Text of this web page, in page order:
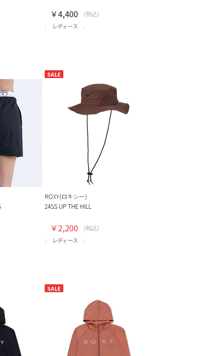
レディース
￥4,400 (税込)
SALE
ROXY(ロキシー)
24SS UP THE HILL
レディース
￥2,200 (税込)
SALE